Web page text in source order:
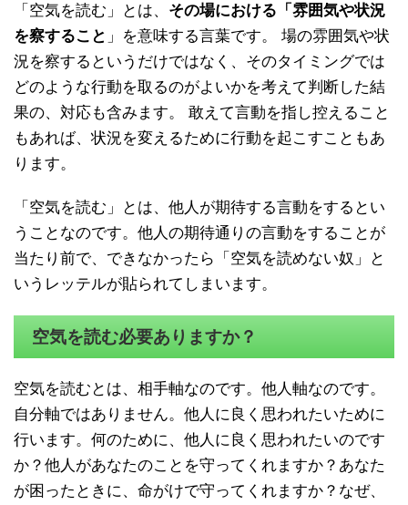
「空気を読む」とは、 その場における「雰囲気や状況
を察すること 」を意味する言葉です。 場の雰囲気や状
況を察するというだけではなく、そのタイミングでは
どのような行動を取るのがよいかを考えて判断した結
果の、対応も含みます。 敢えて言動を指し控えること
もあれば、状況を変えるために行動を起こすこともあ
ります。
「空気を読む」とは、他人が期待する言動をするとい
うことなのです。他人の期待通りの言動をすることが
当たり前で、できなかったら「空気を読めない奴」と
いうレッテルが貼られてしまいます。
空気を読む必要ありますか？
空気を読むとは、相手軸なのです。他人軸なのです。
自分軸ではありません。他人に良く思われたいために
行います。何のために、他人に良く思われたいのです
か？他人があなたのことを守ってくれますか？あなた
が困ったときに、命がけで守ってくれますか？なぜ、